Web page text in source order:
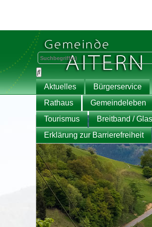
Aktuelles
Bürgerservice
Rathaus
Gemeindeleben
Tourismus
Breitband /
Erklärung zur Barrierefreiheit